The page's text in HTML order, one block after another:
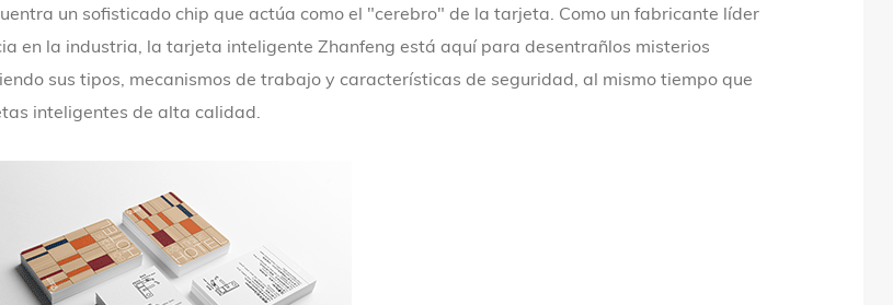
un sofisticado chip que actúa como el "cerebro" de la tarjeta. Como un fabricante líder
en la industria, la tarjeta inteligente Zhanfeng está aquí para desentrañlos misterios
sus tipos, mecanismos de trabajo y características de seguridad, al mismo tiempo que
inteligentes de alta calidad.